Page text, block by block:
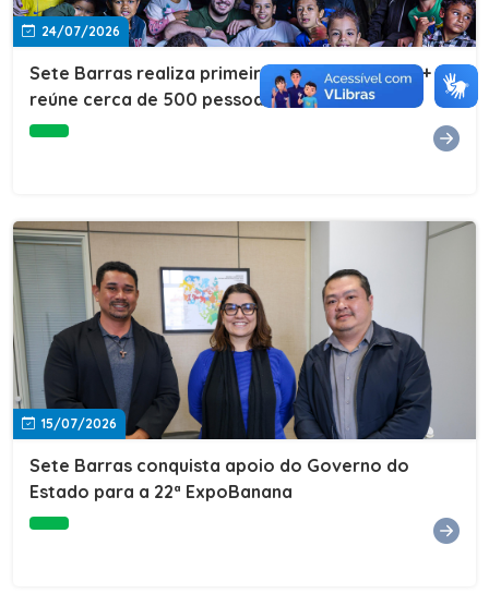
24/07/2026
Sete Barras realiza primeira edição do Cuidar+ e
reúne cerca de 500 pessoas na Vila São João
15/07/2026
Sete Barras conquista apoio do Governo do
Estado para a 22ª ExpoBanana